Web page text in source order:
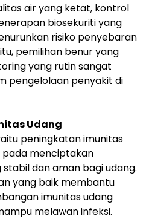
air yang ketat, kontrol
biosekuriti yang
risiko penyebaran
pemilihan benuryang
yang rutin sangat
pengelolaan penyakit di
Udang
peningkatan imunitas
pada menciptakan
dan aman bagi udang.
yang baik membantu
imunitas udang
melawan infeksi.